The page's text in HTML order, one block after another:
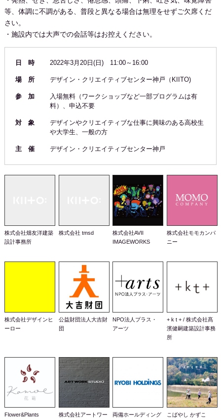
等、体調に不調がある、普段と異なる場合は無理をせずご欠席くだ
さい。
・施設内では大声での会話等はお控えください。
日 時 2022年3月20日(日) 11:00～16:00
場 所 デザイン・クリエイティブセンター神戸（KIITO)
参 加
入場無料（ワークショップなど一部プログラムは有
料）、申込不要
対 象
デザインやクリエイティブな仕事に興味のある高校生
や大学生、一般の方
主 催 デザイン・クリエイティブセンター神戸
株式会社畑友洋建築
設計事務所
株式会社 tmsd
株式会社AVII
IMAGEWORKS
株式会社モモカンパ
ニー
株式会社デザインヒ
ーロー
公益財団法人大吉財
団
NPO法人プラス・
アーツ
+ k t + / 株式会社髙
濱健嗣建築設計事務
所
Flower&Plants
株式会社アートワー
両備ホールディング
こばやし かずこ